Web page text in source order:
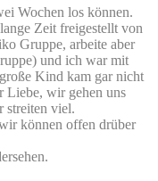
Wochen los können.
Zeit freigestellt von
Gruppe, arbeite aber
und ich war mit
Kind kam gar nicht
Liebe, wir gehen uns
streiten viel.
können offen drüber